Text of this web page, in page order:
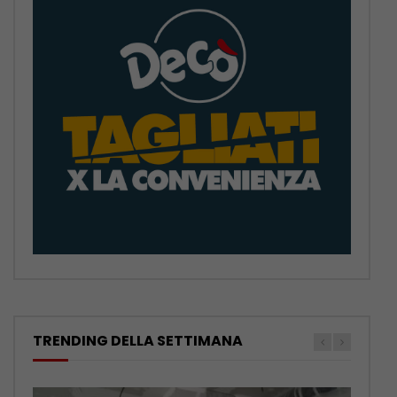
TRENDING DELLA SETTIMANA